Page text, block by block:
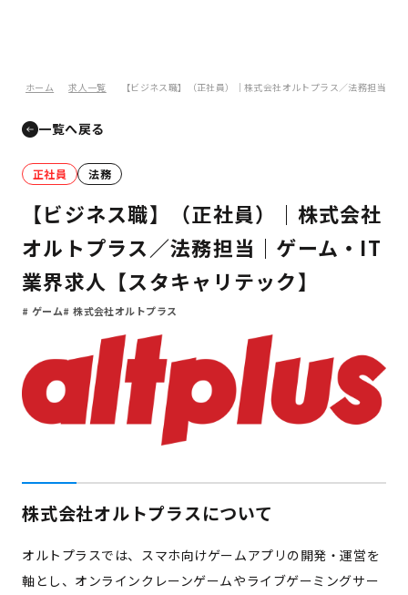
ホーム 求人一覧 【ビジネス職】（正社員）｜株式会社オルトプラス／法務担当｜
一覧へ戻る
正社員 法務
【ビジネス職】（正社員）｜株式会社
オルトプラス／法務担当｜ゲーム・IT
業界求人【スタキャリテック】
ゲーム 株式会社オルトプラス
株式会社オルトプラスについて
オルトプラスでは、スマホ向けゲームアプリの開発・運営を
軸とし、オンラインクレーンゲームやライブゲーミングサー